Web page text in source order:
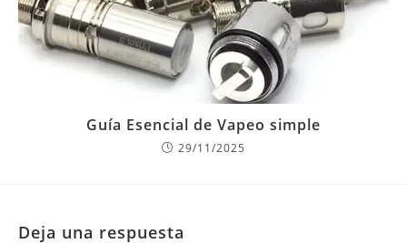
Guía Esencial de Vapeo simple
29/11/2025
Deja una respuesta